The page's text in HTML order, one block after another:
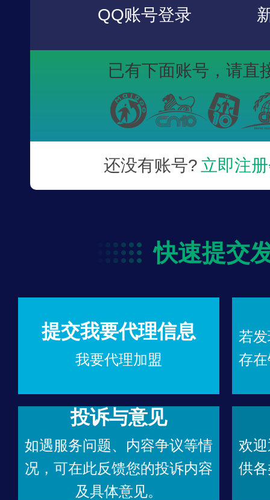
QQ账号登录
已有下面账号， 请直
还没有账号? 立即注
快速提交
提交我要代理信息
我要代理加盟
若
存
投诉与意见
如遇服务问题、内容争议等情
况，可在此反馈您的投诉内容
及具体意见。
欢
供